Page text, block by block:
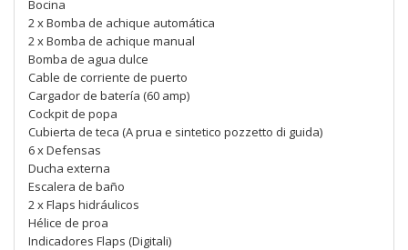
Bocina
2 x Bomba de achique automática
2 x Bomba de achique manual
Bomba de agua dulce
Cable de corriente de puerto
Cargador de batería (60 amp)
Cockpit de popa
Cubierta de teca (A prua e sintetico pozzetto di guida)
6 x Defensas
Ducha externa
Escalera de baño
2 x Flaps hidráulicos
Hélice de proa
Indicadores Flaps (Digitali)